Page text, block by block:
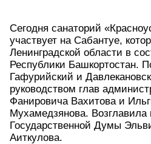
Сегодня санаторий
участвует на Сабантуе,
Ленинградской области в
Республики Башкортостан.
Гафурийский и
руководством глав
Фанировича Вахитова и
Мухамедзянова. Возглавила
Государственной Думы
Аиткулова.